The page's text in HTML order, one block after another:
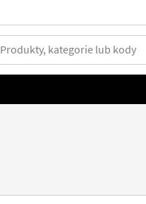
Produkty, kategorie lub kody